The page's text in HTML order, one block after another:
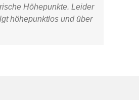
Höhepunkte. Leider
höhepunktlos und über